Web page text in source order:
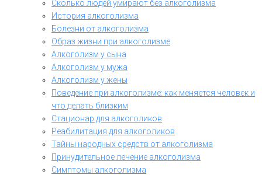
Сколько людей умирают без алкоголизма
История алкоголизма
Болезни от алкоголизма
Образ жизни при алкоголизме
Алкоголизм у сына
Алкоголизм у мужа
Алкоголизм у жены
Поведение при алкоголизме: как меняется человек и
что делать близким
Стационар для алкоголиков
Реабилитация для алкоголиков
Тайны народных средств от алкоголизма
Принудительное лечение алкоголизма
Симптомы алкоголизма